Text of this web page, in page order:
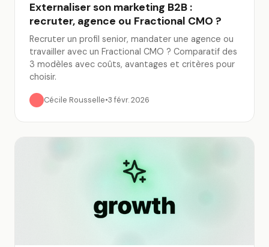
Externaliser son marketing B2B :
recruter, agence ou Fractional CMO ?
Recruter un profil senior, mandater une agence ou
travailler avec un Fractional CMO ? Comparatif des
3 modèles avec coûts, avantages et critères pour
choisir.
Cécile Rousselle•3 févr. 2026